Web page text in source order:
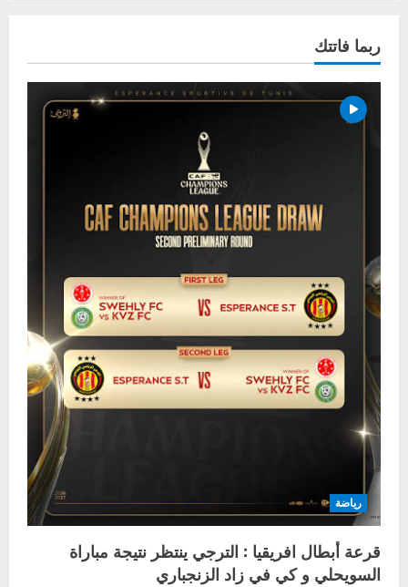
ربما فاتتك
رياضة
قرعة أبطال افريقيا : الترجي ينتظر نتيجة مباراة
السويحلي و كي في زاد الزنجباري